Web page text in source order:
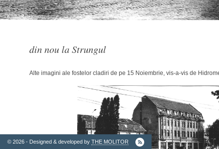
Ordinul
© 2026 - Designed & developed by THE MOLITOR
din nou la Strungul
Alte imagini ale fostelor cladiri de pe 15 Noiembrie, vis-a-vis de